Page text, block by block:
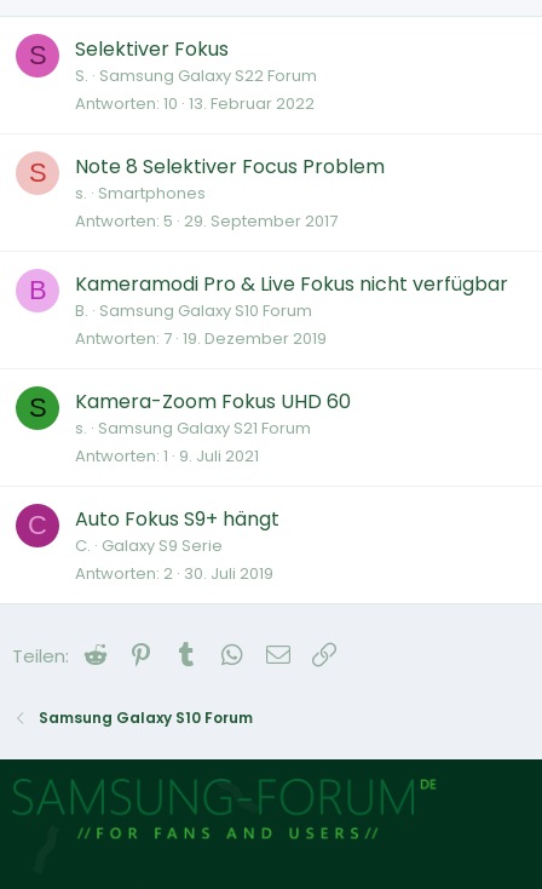
S Selektiver Fokus
S. Samsung Galaxy S22 Forum
Antworten 10 13. Februar 2022
S Note 8 Selektiver Focus Problem
s. Smartphones
Antworten 5 29. September 2017
B Kameramodi Pro & Live Fokus nicht verfügbar
B. Samsung Galaxy S10 Forum
Antworten 7 19. Dezember 2019
S Kamera-Zoom Fokus UHD 60
s. Samsung Galaxy S21 Forum
Antworten 1 9. Juli 2021
C Auto Fokus S9+ hängt
C. Galaxy S9 Serie
Antworten 2 30. Juli 2019
Teilen: Reddit Pinterest
Tumblr WhatsApp
E-Mail
Samsung Galaxy S10 Forum